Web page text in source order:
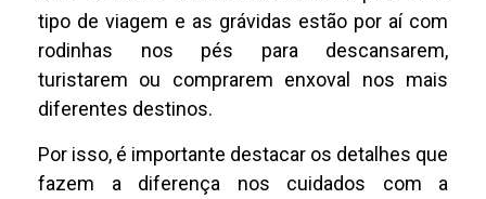
tipo de viagem e as grávidas estão por aí com
rodinhas nos pés para descansarem,
turistarem ou comprarem enxoval nos mais
diferentes destinos.
Por isso, é importante destacar os detalhes que
fazem a diferença nos cuidados com a